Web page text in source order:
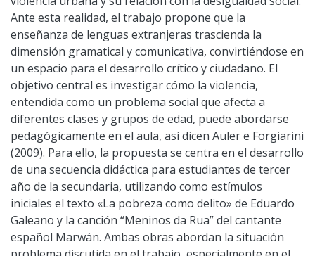
Ante esta realidad, el trabajo propone que la
enseñanza de lenguas extranjeras trascienda la
dimensión gramatical y comunicativa, convirtiéndose en
un espacio para el desarrollo crítico y ciudadano. El
objetivo central es investigar cómo la violencia,
entendida como un problema social que afecta a
diferentes clases y grupos de edad, puede abordarse
pedagógicamente en el aula, así dicen Auler e Forgiarini
(2009). Para ello, la propuesta se centra en el desarrollo
de una secuencia didáctica para estudiantes de tercer
año de la secundaria, utilizando como estímulos
iniciales el texto «La pobreza como delito» de Eduardo
Galeano y la canción “Meninos da Rua” del cantante
español Marwán. Ambas obras abordan la situación